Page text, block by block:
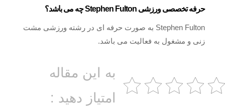
حرفه تخصصی ورزشی Stephen Fulton چه می باشد؟
Stephen Fulton به صورت حرفه ای در رشته ورزشی مشت
زنی و مشغول به فعالیت می باشد.
به این مقاله
امتیاز دهید :